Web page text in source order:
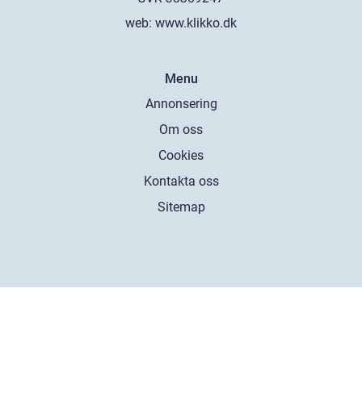
web: www.klikko.dk
Menu
Annonsering
Om oss
Cookies
Kontakta oss
Sitemap